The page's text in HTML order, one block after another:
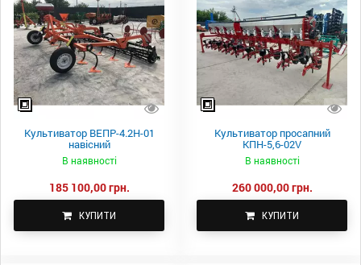
Культиватор ВЕПР-4.2Н-01
навісний
В наявності
185 100,00 грн.
КУПИТИ
Культиватор просапний
КПН-5,6-02V
В наявності
260 000,00 грн.
КУПИТИ